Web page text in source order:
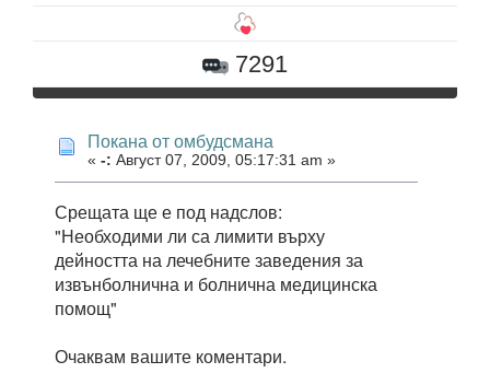
7291
Покана от омбудсмана
« -: Август 07, 2009, 05:17:31 am »
Срещата ще е под надслов:
"Необходими ли са лимити върху
дейността на лечебните заведения за
извънболнична и болнична медицинска
помощ"
Очаквам вашите коментари.